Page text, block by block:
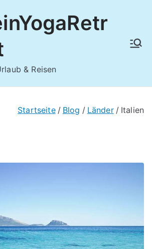
& Reisen
Startseite Blog Länder Italien